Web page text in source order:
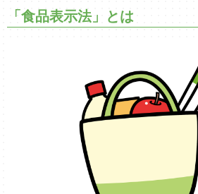
「食品表示法」とは